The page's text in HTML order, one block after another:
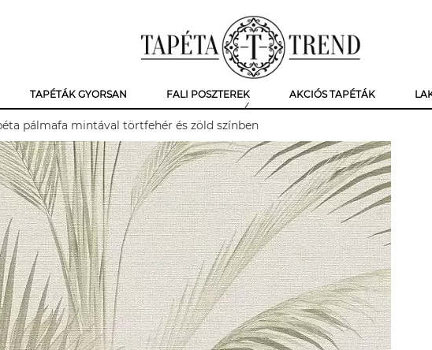
TAPÉTÁK GYORSAN FALI POSZTEREK AKCIÓS TAPÉTÁK
pálmafa mintával törtfehér és zöld színben